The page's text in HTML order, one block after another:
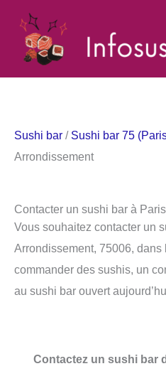
contenu
Sushi bar / Sushi bar 75
Arrondissement
Contacter un sushi bar à
Vous souhaitez contacter un
Arrondissement, 75006,
commander des sushis, un
au sushi bar ouvert
Contactez un sushi bar